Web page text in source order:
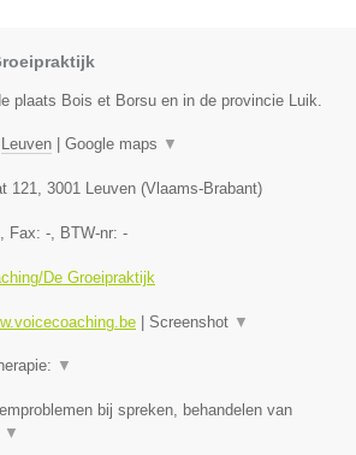
plaats Bois et Borsu en in de provincie Luik.
Leuven Google maps ▼
121, 3001 Leuven (Vlaams-Brabant)
, Fax: -, BTW-nr: -
De Groeipraktijk
Screenshot ▼
▼
bij spreken, behandelen van
▼